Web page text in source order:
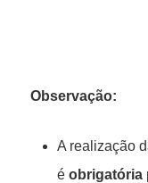
Observação:
A realização
é obrigatória